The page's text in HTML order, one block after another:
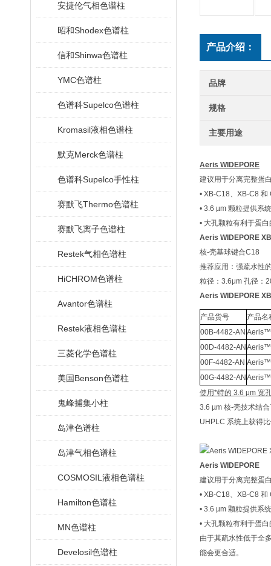
安捷伦气相色谱柱
昭和Shodex色谱柱
信和Shinwa色谱柱
YMC色谱柱
色谱科Supelco色谱柱
Kromasil液相色谱柱
默克Merck色谱柱
色谱科Supelco手性柱
赛默飞Thermo色谱柱
赛默飞离子色谱柱
Restek气相色谱柱
HiCHROM色谱柱
Avantor色谱柱
Restek液相色谱柱
三菱化学色谱柱
美国Benson色谱柱
鬼峰捕集小柱
岛津色谱柱
岛津气相色谱柱
COSMOSIL液相色谱柱
Hamilton色谱柱
MN色谱柱
Develosil色谱柱
产品介绍：
品牌
规格
主要用途
Aeris WIDEPORE
建议用于分离完整蛋
• XB-C18、XB-C8
• 3.6 µm 颗粒提供系
• 大孔颗粒有利于蛋
Aeris WIDEPORE
核-壳基球键合C18
推荐应用：强疏水性
粒径：3.6μm 孔径：
Aeris WIDEPORE
产品货号
产品名
00B-4482-AN Aeris™
00D-4482-AN Aeris™
00F-4482-AN Aeris™
00G-4482-AN Aeris™
使用*特的 3.6 μm 宽
3.6 µm 核-壳技术结
UHPLC 系统上获得
Aeris WIDEPORE
建议用于分离完整蛋
• XB-C18、XB-C8
• 3.6 µm 颗粒提供系
• 大孔颗粒有利于蛋
由于其疏水性低于全
能会更合适。